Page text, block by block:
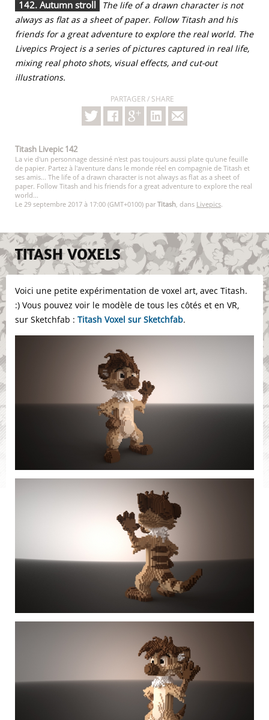
142. Autumn stroll
The life of a drawn character is not
always as flat as a sheet of paper. Follow Titash and his
friends for a great adventure to explore the real world. The
Livepics Project is a series of pictures captured in real life,
mixing real photo shots, visual effects, and cut-out
illustrations.
PARTAGER / SHARE
Titash Livepic 142
La vie d'un personnage dessiné n'est pas toujours aussi plate qu'une feuille
de papier. Partez à l'aventure dans le monde réel en compagnie de Titash et
ses amis... The life of a drawn character is not always as flat as a sheet of
paper. Follow Titash and his friends for a great adventure to explore the real
world...
Le 29 septembre 2017 à 17:00 (GMT+0100) par Titash, dans Livepics.
TITASH VOXELS
Voici une petite expérimentation de voxel art, avec Titash.
:) Vous pouvez voir le modèle de tous les côtés et en VR,
sur Sketchfab : Titash Voxel sur Sketchfab.